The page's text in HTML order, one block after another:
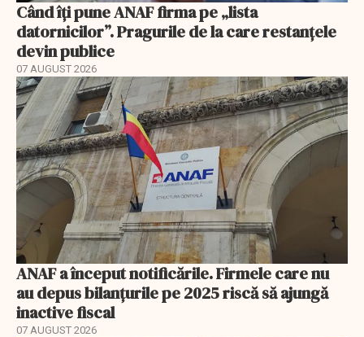
Când îți pune ANAF firma pe „lista
datornicilor”. Pragurile de la care restanțele
devin publice
07 AUGUST 2026
ANAF a început notificările. Firmele care nu
au depus bilanțurile pe 2025 riscă să ajungă
inactive fiscal
07 AUGUST 2026